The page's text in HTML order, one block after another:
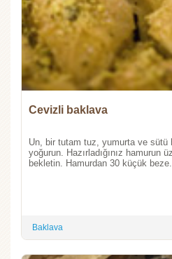
Cevizli baklava
Un, bir tutam tuz, yumurta ve sütü
yoğurun. Hazırladığınız hamurun
bekletin. Hamurdan 30 küçük beze...
Baklava